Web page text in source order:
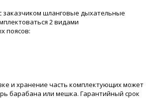
заказчиком шланговые дыхательные
2 видами
поясов:
и хранение часть комплектующих может
барабана или мешка. Гарантийный срок